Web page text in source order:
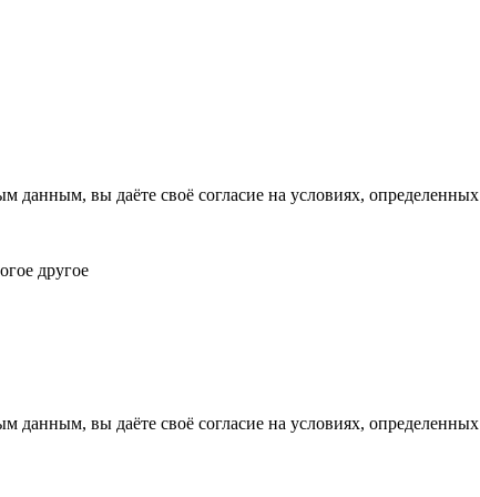
данным, вы даёте своё согласие на условиях, определенных
другое
данным, вы даёте своё согласие на условиях, определенных